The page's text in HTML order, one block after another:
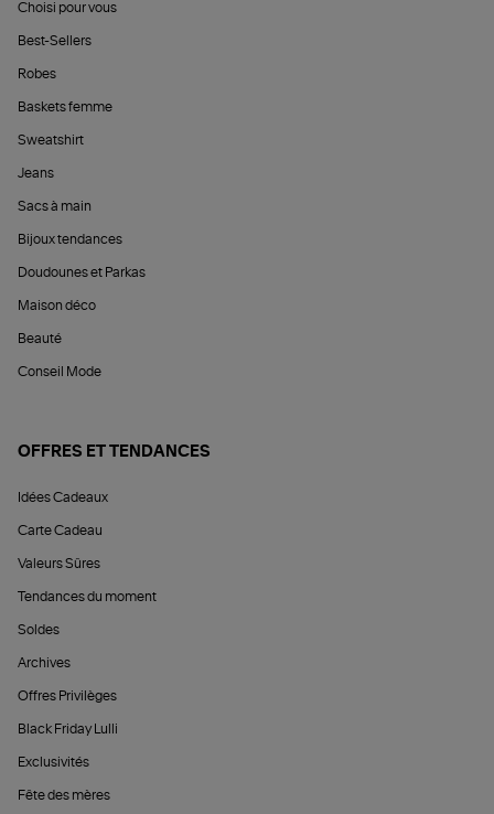
Choisi pour vous
Best-Sellers
Robes
Baskets femme
Sweatshirt
Jeans
Sacs à main
Bijoux tendances
Doudounes et Parkas
Maison déco
Beauté
Conseil Mode
OFFRES ET TENDANCES
Idées Cadeaux
Carte Cadeau
Valeurs Sûres
Tendances du moment
Soldes
Archives
Offres Privilèges
Black Friday Lulli
Exclusivités
Fête des mères